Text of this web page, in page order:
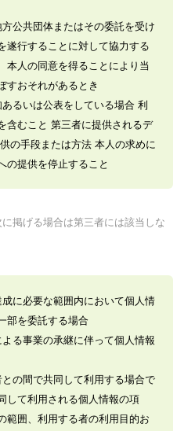
方公共団体またはその委託を受け
遂行することに対して協力する
本人の同意を得ることにより当
すおそれがあるとき
あるいは公表をしている場合 利
含むこと 第三者に提供されるデ
の手段または方法 本人の求めに
の提供を停止すること
掲げる場合は第三者には該当しな
成に必要な範囲内において個人情
部を委託する場合
よる事業の承継に伴って個人情報
との間で共同して利用する場合で
して利用される個人情報の項
範囲、利用する者の利用目的お